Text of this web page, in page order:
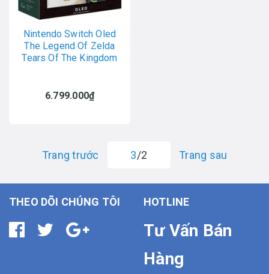
Nintendo Switch Oled
The Legend Of Zelda
Tears Of The Kingdom
6.799.000₫
Trang trước 3/2 Trang sau
THEO DÕI CHÚNG TÔI HOTLINE
Tư Vấn Bán
Hàng